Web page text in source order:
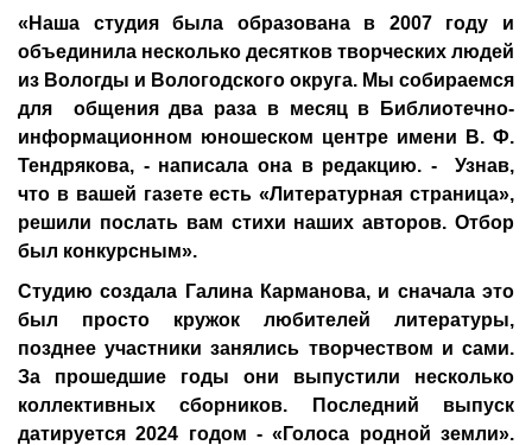
«Наша студия была образована в 2007 году и
объединила несколько десятков творческих людей
из Вологды и Вологодского округа. Мы собираемся
для общения два раза в месяц в Библиотечно-
информационном юношеском центре имени В. Ф.
Тендрякова, - написала она в редакцию. - Узнав,
что в вашей газете есть «Литературная страница»,
решили послать вам стихи наших авторов. Отбор
был конкурсным».
Студию создала Галина Карманова, и сначала это
был просто кружок любителей литературы,
позднее участники занялись творчеством и сами.
За прошедшие годы они выпустили несколько
коллективных сборников. Последний выпуск
датируется 2024 годом - «Голоса родной земли».